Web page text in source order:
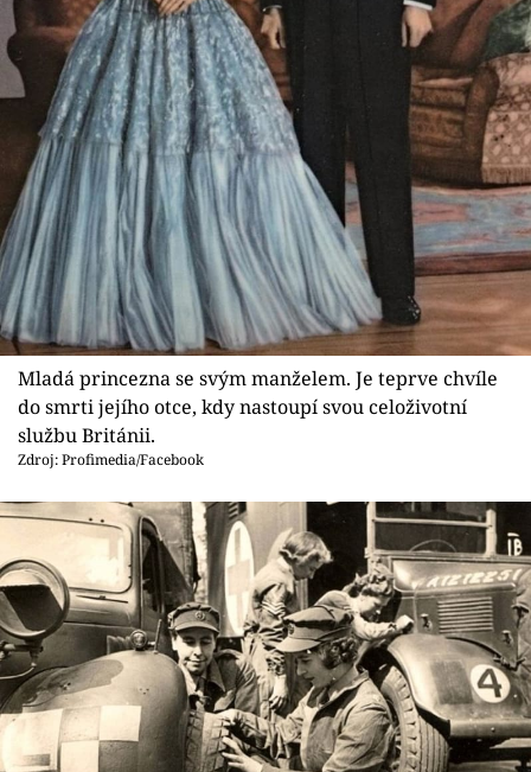
Mladá princezna se svým manželem. Je teprve chvíle
do smrti jejího otce, kdy nastoupí svou celoživotní
službu Británii.
Zdroj: Profimedia/Facebook